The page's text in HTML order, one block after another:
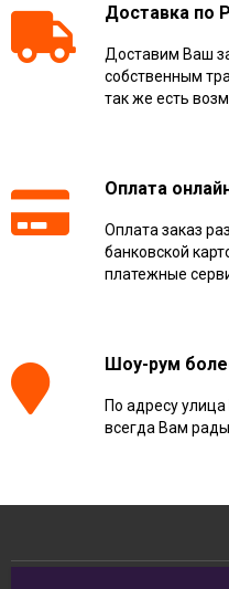
Доставка по
Доставим Ваш
собственным
так же есть
Оплата
Оплата заказ
банковской
платежные
Шоу-рум
По адресу
всегда Вам